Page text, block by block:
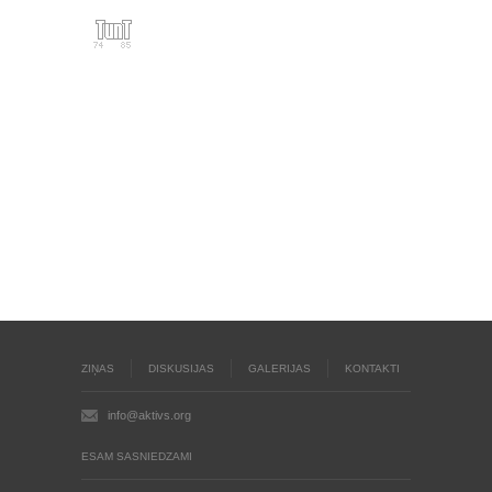
ZIŅAS DISKUSIJAS GALERIJAS KONTAKTI
info@aktivs.org
ESAM SASNIEDZAMI